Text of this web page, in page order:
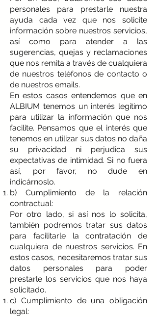
personales para prestarle nuestra
ayuda cada vez que nos solicite
información sobre nuestros servicios,
así como para atender a las
sugerencias, quejas y reclamaciones
que nos remita a través de cualquiera
de nuestros teléfonos de contacto o
de nuestros emails.
En estos casos entendemos que en
ALBIUM tenemos un interés legítimo
para utilizar la información que nos
facilite. Pensamos que el interés que
tenemos en utilizar sus datos no daña
su privacidad ni perjudica sus
expectativas de intimidad. Si no fuera
así, por favor, no dude en
indicárnoslo.
b) Cumplimiento de la relación
contractual:
Por otro lado, si así nos lo solicita,
también podremos tratar sus datos
para facilitarle la contratación de
cualquiera de nuestros servicios. En
estos casos, necesitaremos tratar sus
datos personales para poder
prestarle los servicios que nos haya
solicitado.
c) Cumplimiento de una obligación
legal: